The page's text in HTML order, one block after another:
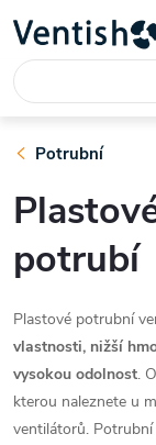
obsah
Potrubní
potrubí
Plastové potrubní
vlastnosti, nižší
vysokou odolnost.
kterou naleznete u
ventilátorů.